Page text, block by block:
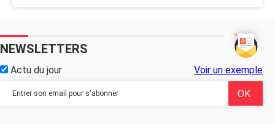
NEWSLETTERS
Actu du jour Voir un exemple